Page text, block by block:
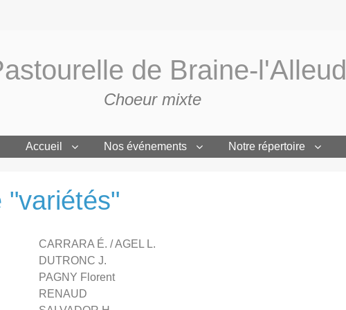
de Braine-l'Alleud
Choeur mixte
Accueil Nos événements Notre répertoire
"variétés"
CARRARA É. / AGEL L.
DUTRONC J.
PAGNY Florent
RENAUD